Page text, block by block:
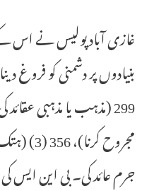
299 (مذہب یا مذہبی
جرم عائد کی۔ بی این ایس